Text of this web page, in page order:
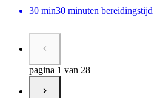
30 min30 minuten bereidingstijd
pagina 1 van 28